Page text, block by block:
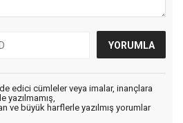
edici cümleler veya imalar, inançlara
yazılmamış,
ve büyük harflerle yazılmış yorumlar